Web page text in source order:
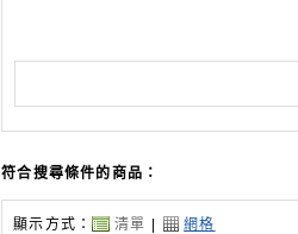
符合搜尋條件的商品：
顯示方式： 清單 | 網格